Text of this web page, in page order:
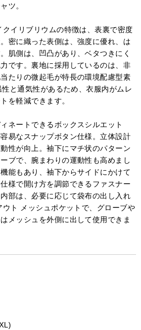
ツ。
イリブリウムの特徴は、表裏で密度
密に織った表側は、強度に優れ、は
肌側は、凹凸があり、ベタつきにく
です。裏地に採用しているのは、非
たりの微起毛が特長の環境配慮型素
と通気性があるため、衣服内がムレ
を軽減できます。
ネートできるボックスシルエット
易なスナップボタン仕様。立体設計
性が向上。袖下にマチ状のパターン
ブで、腕まわりの運動性も高めまし
能もあり、袖下からサイドにかけて
様で開け方を調節できるファスナー
部は、必要に応じて袋布の出し入れ
ウト メッシュポケットで、グローブや
メッシュを外側に出して使用できま